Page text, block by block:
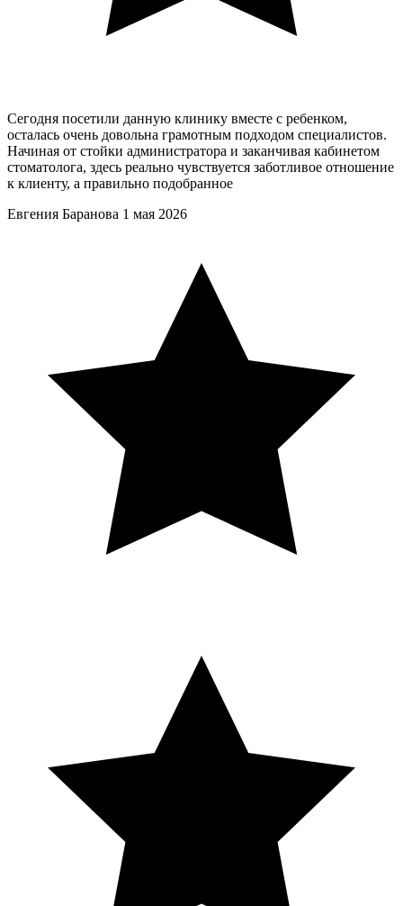
Сегодня посетили данную клинику вместе с ребенком,
осталась очень довольна грамотным подходом специалистов.
Начиная от стойки администратора и заканчивая кабинетом
стоматолога, здесь реально чувствуется заботливое отношение
к клиенту, а правильно подобранное
Евгения Баранова 1 мая 2026